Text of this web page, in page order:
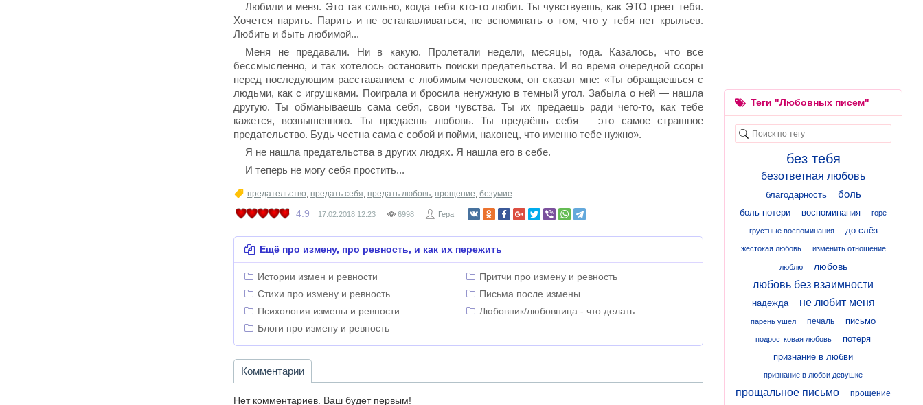
Любили и меня. Это так сильно, когда тебя кто-то любит. Ты чувствуешь, как ЭТО греет тебя.
Хочется парить. Парить и не останавливаться, не вспоминать о том, что у тебя нет крыльев.
Любить и быть любимой...
Меня не предавали. Ни в какую. Пролетали недели, месяцы, года. Казалось, что все
бессмысленно, и так хотелось остановить поиски предательства. И во время очередной ссоры
перед последующим расставанием с любимым человеком, он сказал мне: «Ты обращаешься с
людьми, как с игрушками. Поиграла и бросила ненужную в темный угол. Забыла о ней — нашла
другую. Ты обманываешь сама себя, свои чувства. Ты их предаешь ради чего-то, как тебе
кажется, возвышенного. Ты предаешь любовь. Ты предаёшь себя – это самое страшное
предательство. Будь честна сама с собой и пойми, наконец, что именно тебе нужно».
Я не нашла предательства в других людях. Я нашла его в себе.
И теперь не могу себя простить...
предательство, предать себя, предать любовь, прощение, безумие
4.9 17.02.2018 12:23 6998 Гера
Ещё про измену, про ревность, и как их пережить
Истории измен и ревности
Притчи про измену и ревность
Стихи про измену и ревность
Письма после измены
Психология измены и ревности
Любовник/любовница - что делать
Блоги про измену и ревность
Комментарии
Нет комментариев. Ваш будет первым!
Теги "Любовных писем"
без тебя
безответная любовь
благодарность боль
боль потери воспоминания горе
грустные воспоминания до слёз
жестокая любовь изменить отношение
люблю любовь
любовь без взаимности
надежда не любит меня
парень ушёл печаль письмо
подростковая любовь
потеря
признание в любви
признание в любви девушке
прощальное письмо прощение